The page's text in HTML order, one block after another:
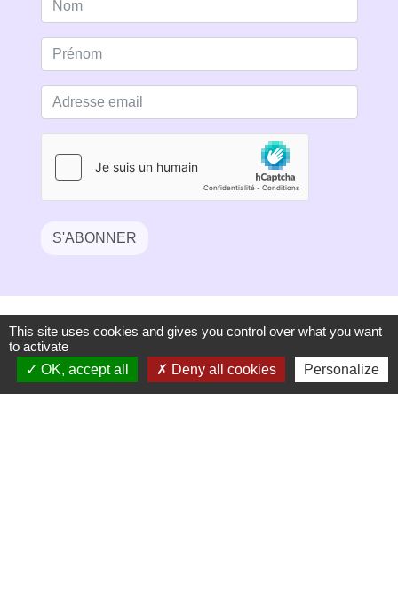
S'ABONNER
This site uses cookies and gives you control over what you want
to activate
OK, accept all
Deny all cookies Personalize